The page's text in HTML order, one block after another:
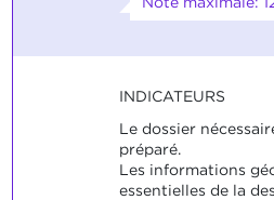
INDICATEURS
Le dossier
préparé.
Les informations
essentielles de la